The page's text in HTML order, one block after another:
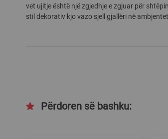
vet ujitje është një zgjedhje e zgjuar për
stil dekorativ kjo vazo sjell gjallëri në
Përdoren së bashku: